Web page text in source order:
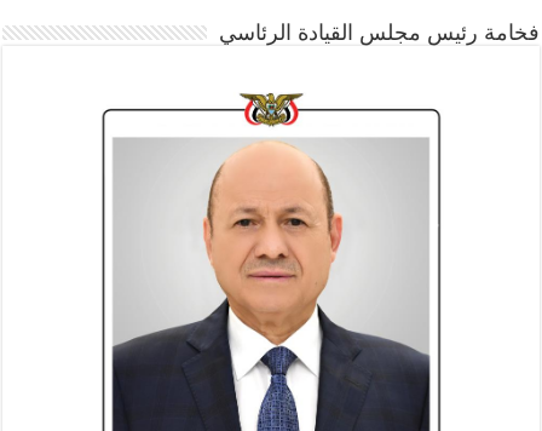
فخامة رئيس مجلس القيادة الرئاسي